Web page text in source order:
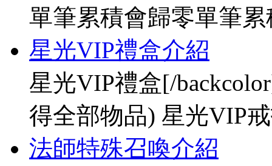
單筆累積會歸零單筆
星光VIP禮盒介紹
星光VIP禮盒[/
得全部物品) 星光VIP
法師特殊召喚介紹